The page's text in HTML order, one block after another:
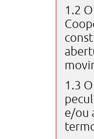
1.2
1.3
e/ou